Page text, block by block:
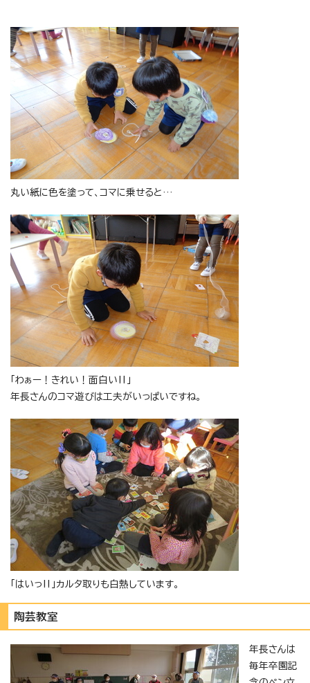
丸い紙に色を塗って、コマに乗せると…
「わぁー！きれい！面白い‼」
年長さんのコマ遊びは工夫がいっぱいですね。
「はいっ‼」カルタ取りも白熱しています。
陶芸教室
年長さんは
毎年卒園記